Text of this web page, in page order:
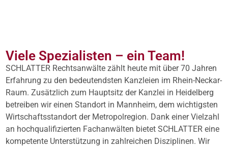
Viele Spezialisten – ein Team!
SCHLATTER Rechtsanwälte zählt heute mit über 70 Jahren
Erfahrung zu den bedeutendsten Kanzleien im Rhein-Neckar-
Raum. Zusätzlich zum Hauptsitz der Kanzlei in Heidelberg
betreiben wir einen Standort in Mannheim, dem wichtigsten
Wirtschaftsstandort der Metropolregion. Dank einer Vielzahl
an hochqualifizierten Fachanwälten bietet SCHLATTER eine
kompetente Unterstützung in zahlreichen Disziplinen. Wir